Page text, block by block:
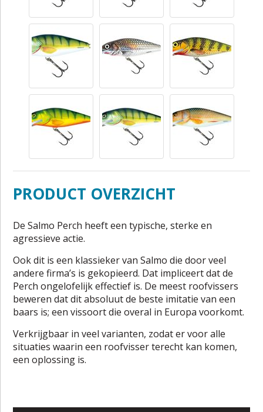
PRODUCT OVERZICHT
De Salmo Perch heeft een typische, sterke en
agressieve actie.
Ook dit is een klassieker van Salmo die door veel
andere firma’s is gekopieerd. Dat impliceert dat de
Perch ongelofelijk effectief is. De meest roofvissers
beweren dat dit absoluut de beste imitatie van een
baars is; een vissoort die overal in Europa voorkomt.
Verkrijgbaar in veel varianten, zodat er voor alle
situaties waarin een roofvisser terecht kan komen,
een oplossing is.